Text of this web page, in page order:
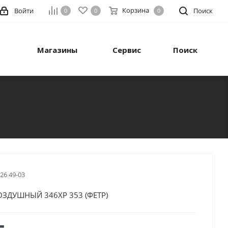
Поиск
0 0 Корзина 0
Войти
Магазины Сервис Поиск
49-03
346XP 353 (ФЕТР)